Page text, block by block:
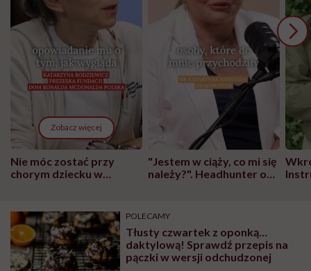
Zobacz więcej
Nie móc zostać przy
chorym dziecku w
może chyba tylko
głupota i brak
wyobraźni"
"Jestem w ciąży, co mi się
należy?". Headhunter o
pracy
POLECAMY
Tłusty czwartek z oponką…
daktylową! Sprawdź przepis na
pączki w wersji odchudzonej